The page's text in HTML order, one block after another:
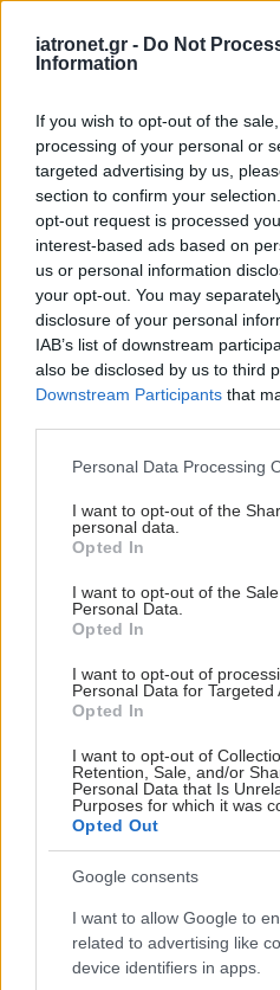
iatronet.gr - Do Not
Information
If you wish to opt-out of the
processing of your personal or
targeted advertising by us,
section to confirm your
opt-out request is processed
interest-based ads based on
us or personal information
your opt-out. You may
disclosure of your personal
IAB’s list of downstream
also be disclosed by us to third
Downstream Participants that
Please note that this website/
not limited to your visit or usage
grant or deny consent to
use your data for below
consent section.
Personal Data Processing
I want to opt-out of the
personal data.
Opted In
I want to opt-out of the
Personal Data.
Opted In
I want to opt-out of
Personal Data for Targeted
Opted In
I want to opt-out of
Retention, Sale, and/or
Personal Data that Is
Purposes for which it was
Opted Out
Google consents
I want to allow Google to
related to advertising like
device identifiers in apps.
Η ελληνική
συνδέσμου της
φαρμακοβιομηχανίας
συζήτηση για τη νέα
Είναι δεδομένο ότι η
ισορροπία μεταξύ της
καινοτομίας και της
των ασθενών στις
ακόμη ανοικτή, όμως
του κοινοβουλίου ως προς
θετικά στους
περίθαλψης αλλά και
Ακόμη θεωρούμε ότι η
δικαιώματος σε μια
για αντιμικροβιακές
της προστασίας
στην καθυστέρηση
ιδιαίτερα κοστοβόρες
παρατείνει την
τον ασθενή.
Από τη άλλη πλευρά, είναι
πρότασης για την